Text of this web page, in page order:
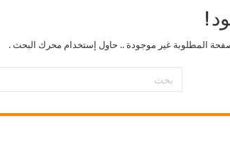
!
المطلوبة غير موجودة .. حاول إستخدام محرك البحث .